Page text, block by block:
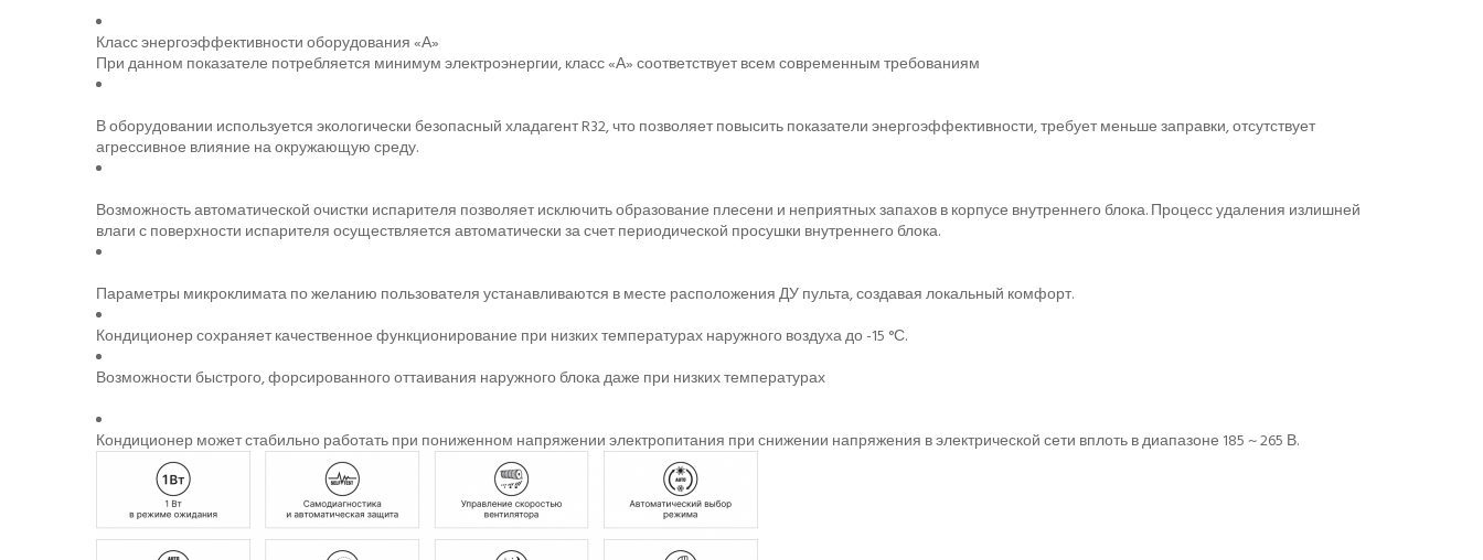
Класс энергоэффективности оборудования «А»
При данном показателе потребляется минимум электроэнергии, класс «А» соответствует всем современным требованиям
В оборудовании используется экологически безопасный хладагент R32, что позволяет повысить показатели энергоэффективности, требует меньше заправки, отсутствует
агрессивное влияние на окружающую среду.
Возможность автоматической очистки испарителя позволяет исключить образование плесени и неприятных запахов в корпусе внутреннего блока. Процесс удаления излишней
влаги с поверхности испарителя осуществляется автоматически за счет периодической просушки внутреннего блока.
Параметры микроклимата по желанию пользователя устанавливаются в месте расположения ДУ пульта, создавая локальный комфорт.
Кондиционер сохраняет качественное функционирование при низких температурах наружного воздуха до -15 °С.
Возможности быстрого, форсированного оттаивания наружного блока даже при низких температурах
Кондиционер может стабильно работать при пониженном напряжении электропитания при снижении напряжения в электрической сети вплоть в диапазоне 185 ~ 265 В.